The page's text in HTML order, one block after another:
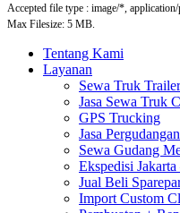
Accepted file type : image/*,
Max Filesize: 5 MB.
Tentang Kami
Layanan
Sewa Truk Trailer
Jasa Sewa Truk
GPS Trucking
Jasa
Sewa Gudang
Ekspedisi
Jual Beli
Import Custom